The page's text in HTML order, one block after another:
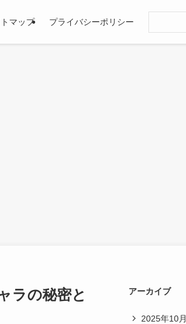
マップ プライバシーポリシー
ラの秘密と
アーカイブ
2025年10月